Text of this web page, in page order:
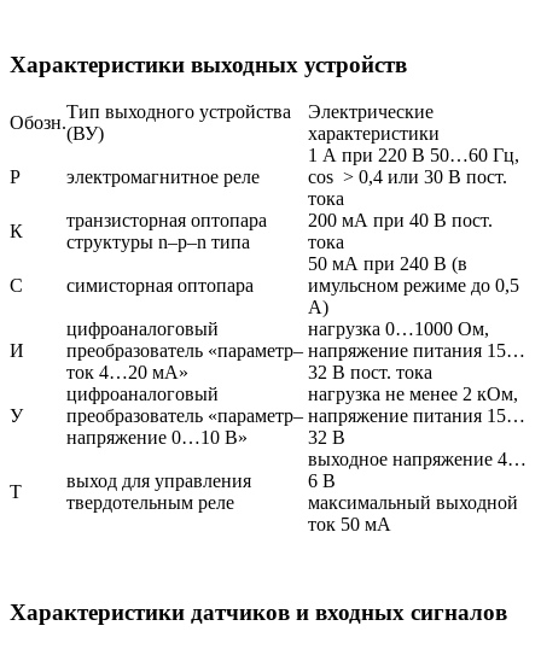
Характеристики выходных устройств
Обозн.
Тип выходного устройства
(ВУ)
Электрические
характеристики
Р электромагнитное реле
1 А при 220 В 50…60 Гц,
cos > 0,4 или 30 В пост.
тока
К
транзисторная оптопара
структуры n–p–n типа
200 мА при 40 В пост.
тока
С симисторная оптопара
50 мА при 240 В (в
имульсном режиме до 0,5
А)
И
цифроаналоговый
преобразователь «параметр–
ток 4…20 мА»
нагрузка 0…1000 Ом,
напряжение питания 15…
32 В пост. тока
У
цифроаналоговый
преобразователь «параметр–
напряжение 0…10 В»
нагрузка не менее 2 кОм,
напряжение питания 15…
32 В
Т
выход для управления
твердотельным реле
выходное напряжение 4…
6 В
максимальный выходной
ток 50 мА
Характеристики датчиков и входных сигналов